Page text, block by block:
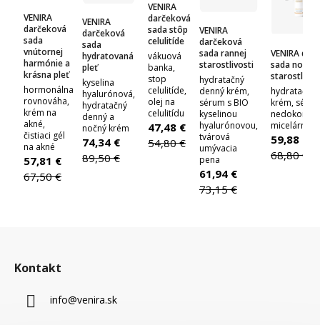
57,81 €
67,50 €
VENIRA
darčeková
sada
vnútornej
harmónie a
krásna pleť
hormonálna
rovnováha,
krém na
akné,
čistiaci gél
na akné
74,34 €
89,50 €
VENIRA
darčeková
sada
hydratovaná
pleť
kyselina
hyalurónová,
hydratačný
denný a
nočný krém
47,48 €
54,80 €
VENIRA
darčeková
sada stôp
celulitíde
vákuová
banka,
stop
celulitíde,
olej na
celulitídu
61,94 €
73,15 €
VENIRA
darčeková
sada rannej
starostlivosti
hydratačný
denný krém,
sérum s BIO
kyselinou
hyalurónovou,
tvárová
umývacia
pena
59,88 €
68,80 €
VENIRA
sada nočnej
hydratačný
krém,
micelárna
Kontakt
info@venira.sk